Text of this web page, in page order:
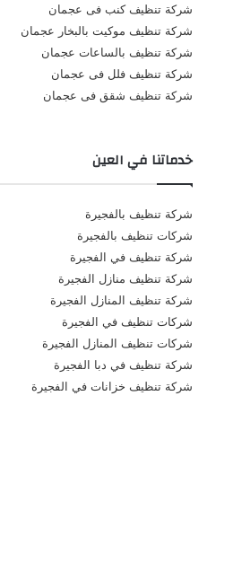
شركة تنظيف كنب فى عجمان
شركة تنظيف موكيت بالبخار عجمان
شركة تنظيف بالساعات عجمان
شركة تنظيف فلل فى عجمان
شركة تنظيف شقق فى عجمان
خدماتنا في العين
شركة تنظيف بالفجيرة
شركات تنظيف بالفجيرة
شركة تنظيف في الفجيرة
شركة تنظيف منازل الفجيرة
شركة تنظيف المنازل الفجيرة
شركات تنظيف في الفجيرة
شركات تنظيف المنازل الفجيرة
شركة تنظيف في دبا الفجيرة
شركة تنظيف خزانات في الفجيرة